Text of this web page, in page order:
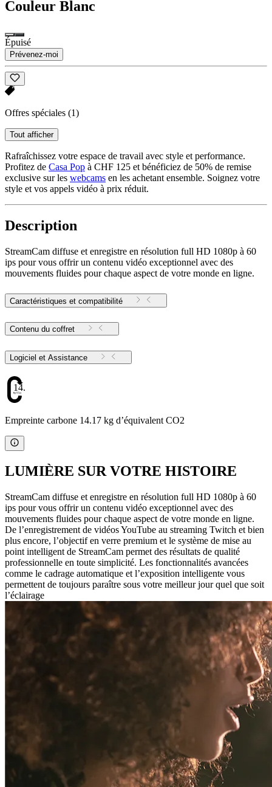
Couleur Blanc
Épuisé
Prévenez-moi
Offres spéciales (1)
Tout afficher
Rafraîchissez votre espace de travail avec style et performance.
Profitez de Casa Pop à CHF 125 et bénéficiez de 50% de remise
exclusive sur les webcams en les achetant ensemble. Soignez votre
style et vos appels vidéo à prix réduit.
Description
StreamCam diffuse et enregistre en résolution full HD 1080p à 60
ips pour vous offrir un contenu vidéo exceptionnel avec des
mouvements fluides pour chaque aspect de votre monde en ligne.
Caractéristiques et compatibilité
Contenu du coffret
Logiciel et Assistance
14.17
Empreinte carbone 14.17 kg d’équivalent CO2
LUMIÈRE SUR VOTRE HISTOIRE
StreamCam diffuse et enregistre en résolution full HD 1080p à 60
ips pour vous offrir un contenu vidéo exceptionnel avec des
mouvements fluides pour chaque aspect de votre monde en ligne.
De l’enregistrement de vidéos YouTube au streaming Twitch et bien
plus encore, l’objectif en verre premium et le système de mise au
point intelligent de StreamCam permet des résultats de qualité
professionnelle en toute simplicité. Les fonctionnalités avancées
comme le cadrage automatique et l’exposition intelligente vous
permettent de toujours paraître sous votre meilleur jour quel que soit
l’éclairage